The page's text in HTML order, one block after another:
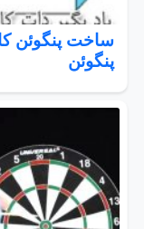
ساخت پنگوئن
پنگوئن